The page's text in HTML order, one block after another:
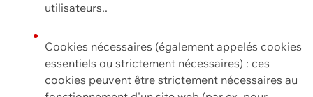
utilisateurs..
Cookies nécessaires (également appelés cookies
essentiels ou strictement nécessaires) : ces
cookies peuvent être strictement nécessaires au